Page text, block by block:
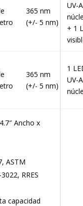
365 nm
(+/- 5 nm)
UV-
+ 1
365 nm
(+/- 5 nm)
1
UV-
Ancho x
ASTM
RRES
capacidad